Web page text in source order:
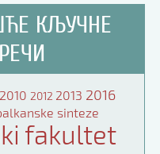
КЉУЧНЕ
РЕЧИ
2010 2012 2013 2016
sinteze
fakultet